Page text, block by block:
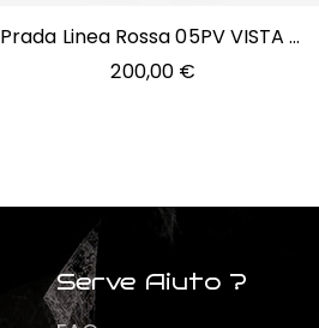
Prada Linea Rossa 05PV VISTA —
2AZ1O1
200,00 €
Serve Aiuto ?